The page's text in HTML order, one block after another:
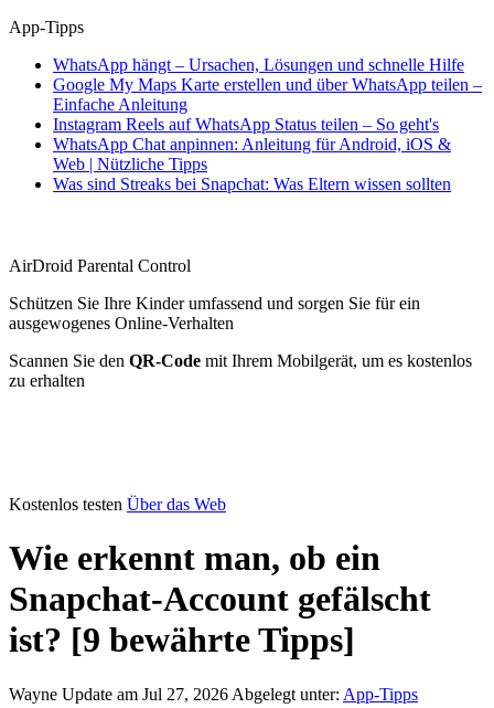
App-Tipps
WhatsApp hängt – Ursachen, Lösungen und schnelle Hilfe
Google My Maps Karte erstellen und über WhatsApp teilen –
Einfache Anleitung
Instagram Reels auf WhatsApp Status teilen – So geht's
WhatsApp Chat anpinnen: Anleitung für Android, iOS &
Web | Nützliche Tipps
Was sind Streaks bei Snapchat: Was Eltern wissen sollten
AirDroid Parental Control
Schützen Sie Ihre Kinder umfassend und sorgen Sie für ein
ausgewogenes Online-Verhalten
Scannen Sie den QR-Code mit Ihrem Mobilgerät, um es kostenlos
zu erhalten
Kostenlos testen Über das Web
Wie erkennt man, ob ein
Snapchat-Account gefälscht
ist? [9 bewährte Tipps]
Wayne Update am Jul 27, 2026 Abgelegt unter: App-Tipps